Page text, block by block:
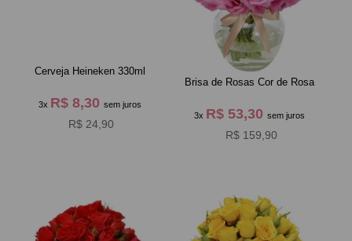
Cerveja Heineken 330ml
3x R$ 8,30 sem juros
R$ 24,90
Brisa de Rosas Cor de Rosa
3x R$ 53,30sem juros
R$ 159,90